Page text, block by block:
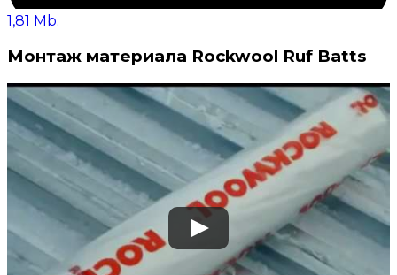
1,81 Mb.
Монтаж материала Rockwool Ruf Batts